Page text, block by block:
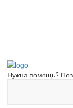
Нужна помощь?